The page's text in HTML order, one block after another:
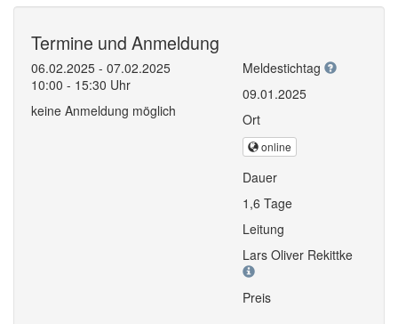
Termine und Anmeldung
06.02.2025 - 07.02.2025
10:00 - 15:30 Uhr
keine Anmeldung möglich
Meldestichtag
09.01.2025
Ort
online
Dauer
1,6 Tage
Leitung
Lars Oliver Rekittke
Preis